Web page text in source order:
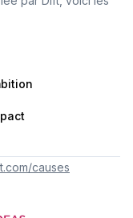
causes